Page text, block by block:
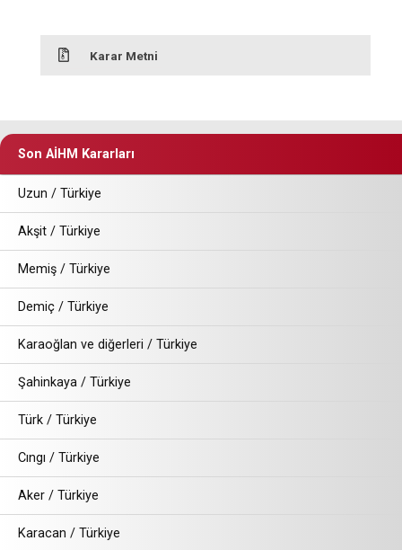
Karar Metni
Son AİHM Kararları
Uzun / Türkiye
Akşit / Türkiye
Memiş / Türkiye
Demiç / Türkiye
Karaoğlan ve diğerleri / Türkiye
Şahinkaya / Türkiye
Türk / Türkiye
Cıngı / Türkiye
Aker / Türkiye
Karacan / Türkiye